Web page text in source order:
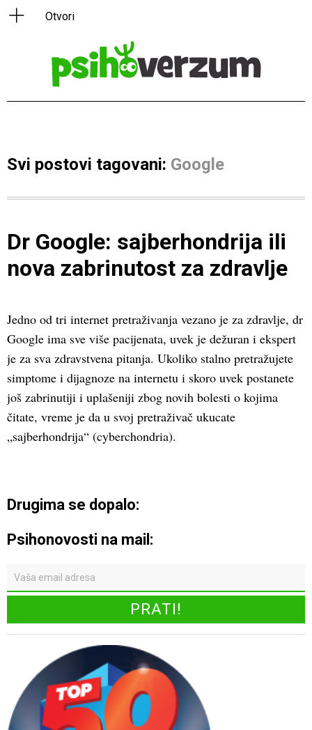
Svi postovi tagovani: Google
Dr Google: sajberhondrija ili
nova zabrinutost za zdravlje
Jedno od tri internet pretraživanja vezano je za zdravlje, dr
Google ima sve više pacijenata, uvek je dežuran i ekspert
je za sva zdravstvena pitanja. Ukoliko stalno pretražujete
simptome i dijagnoze na internetu i skoro uvek postanete
još zabrinutiji i uplašeniji zbog novih bolesti o kojima
čitate, vreme je da u svoj pretraživač ukucate
„sajberhondrija“ (cyberchondria).
Drugima se dopalo:
Psihonovosti na mail: